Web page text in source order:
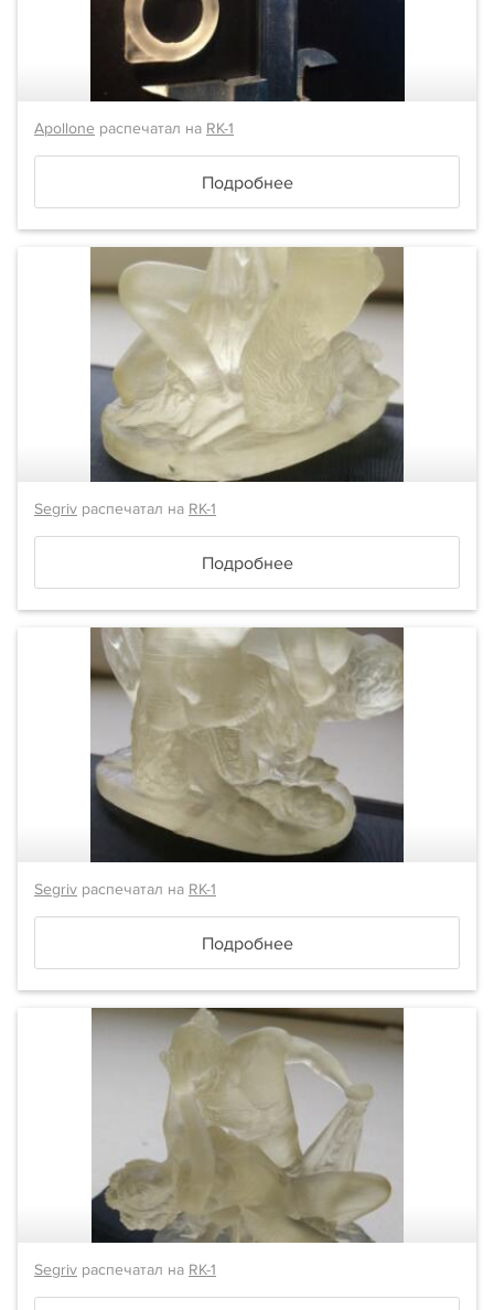
Apollone распечатал на RK-1
Подробнее
Segriv распечатал на RK-1
Подробнее
Segriv распечатал на RK-1
Подробнее
Segriv распечатал на RK-1